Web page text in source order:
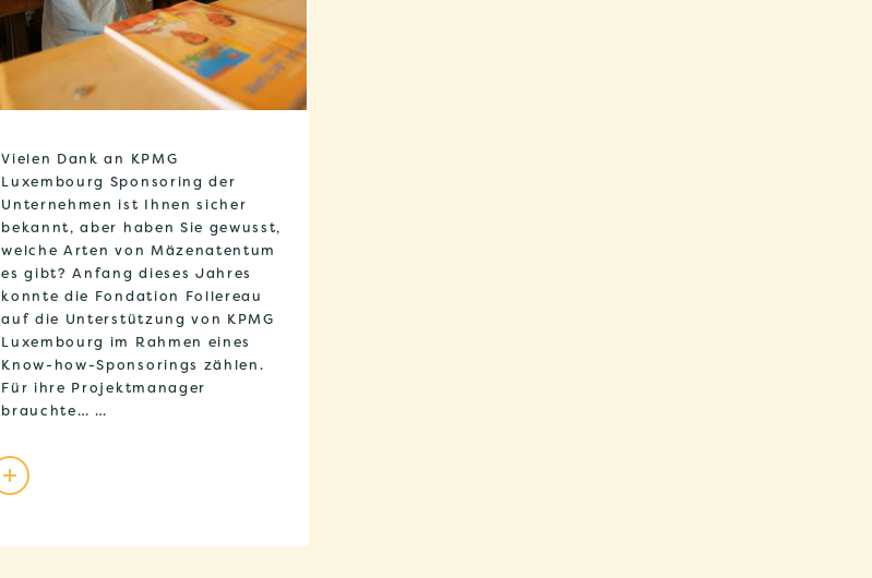
Vielen Dank an KPMG
Luxembourg Sponsoring der
Unternehmen ist Ihnen sicher
bekannt, aber haben Sie gewusst,
welche Arten von Mäzenatentum
es gibt? Anfang dieses Jahres
konnte die Fondation Follereau
auf die Unterstützung von KPMG
Luxembourg im Rahmen eines
Know-how-Sponsorings zählen.
Für ihre Projektmanager
brauchte… …